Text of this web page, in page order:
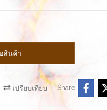
สินค้า
เปรียบเทียบ Share